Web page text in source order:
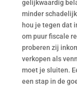
gelijkwaardig
minder
hou je tegen dat
om puur fiscale
proberen zij
verkopen als
moet je sluiten.
een stap in de